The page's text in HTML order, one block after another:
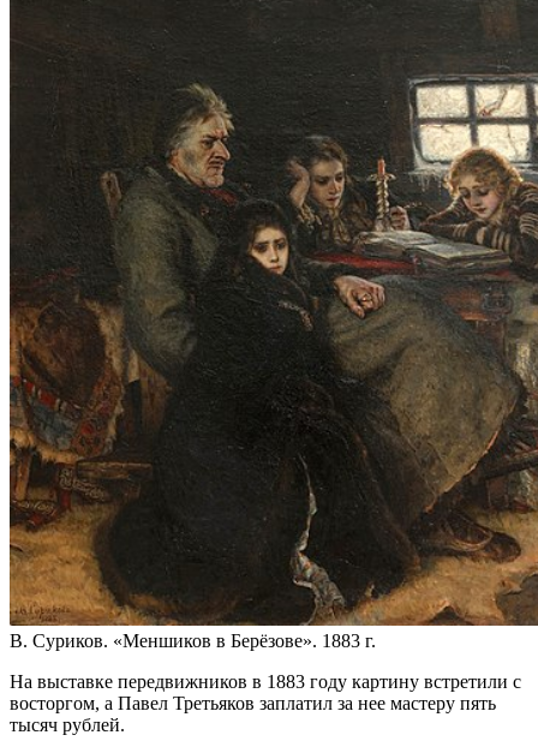
В. Суриков. «Меншиков в Берёзове». 1883 г.
На выставке передвижников в 1883 году картину встретили с
восторгом, а Павел Третьяков заплатил за нее мастеру пять
тысяч рублей.